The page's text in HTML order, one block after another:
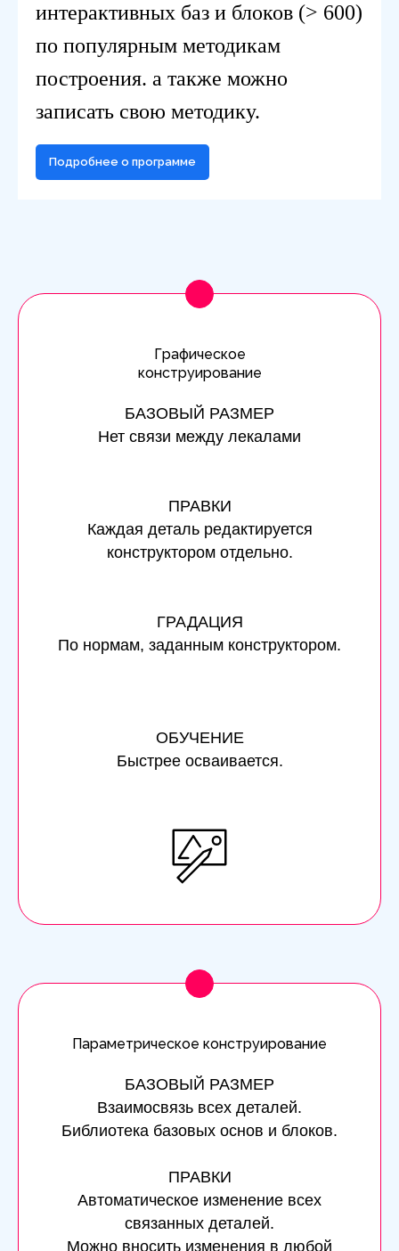
интерактивных баз и блоков (> 600)
по популярным методикам
построения. а также можно
записать свою методику.
Подробнее о программе
Графическое
конструирование
БАЗОВЫЙ РАЗМЕР
Нет связи между лекалами
ПРАВКИ
Каждая деталь редактируется
конструктором отдельно.
ГРАДАЦИЯ
По нормам, заданным конструктором.
ОБУЧЕНИЕ
Быстрее осваивается.
Параметрическое конструирование
БАЗОВЫЙ РАЗМЕР
Взаимосвязь всех деталей.
Библиотека базовых основ и блоков.
ПРАВКИ
Автоматическое изменение всех
связанных деталей.
Можно вносить изменения в любой